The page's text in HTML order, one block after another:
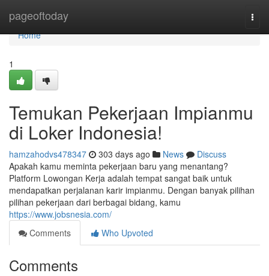
pageoftoday
Home
Home
1
Temukan Pekerjaan Impianmu
di Loker Indonesia!
hamzahodvs478347 303 days ago News
Discuss
Apakah kamu meminta pekerjaan baru yang menantang?
Platform Lowongan Kerja adalah tempat sangat baik untuk
mendapatkan perjalanan karir impianmu. Dengan banyak pilihan
pilihan pekerjaan dari berbagai bidang, kamu
https://www.jobsnesia.com/
Comments
Who Upvoted
Comments